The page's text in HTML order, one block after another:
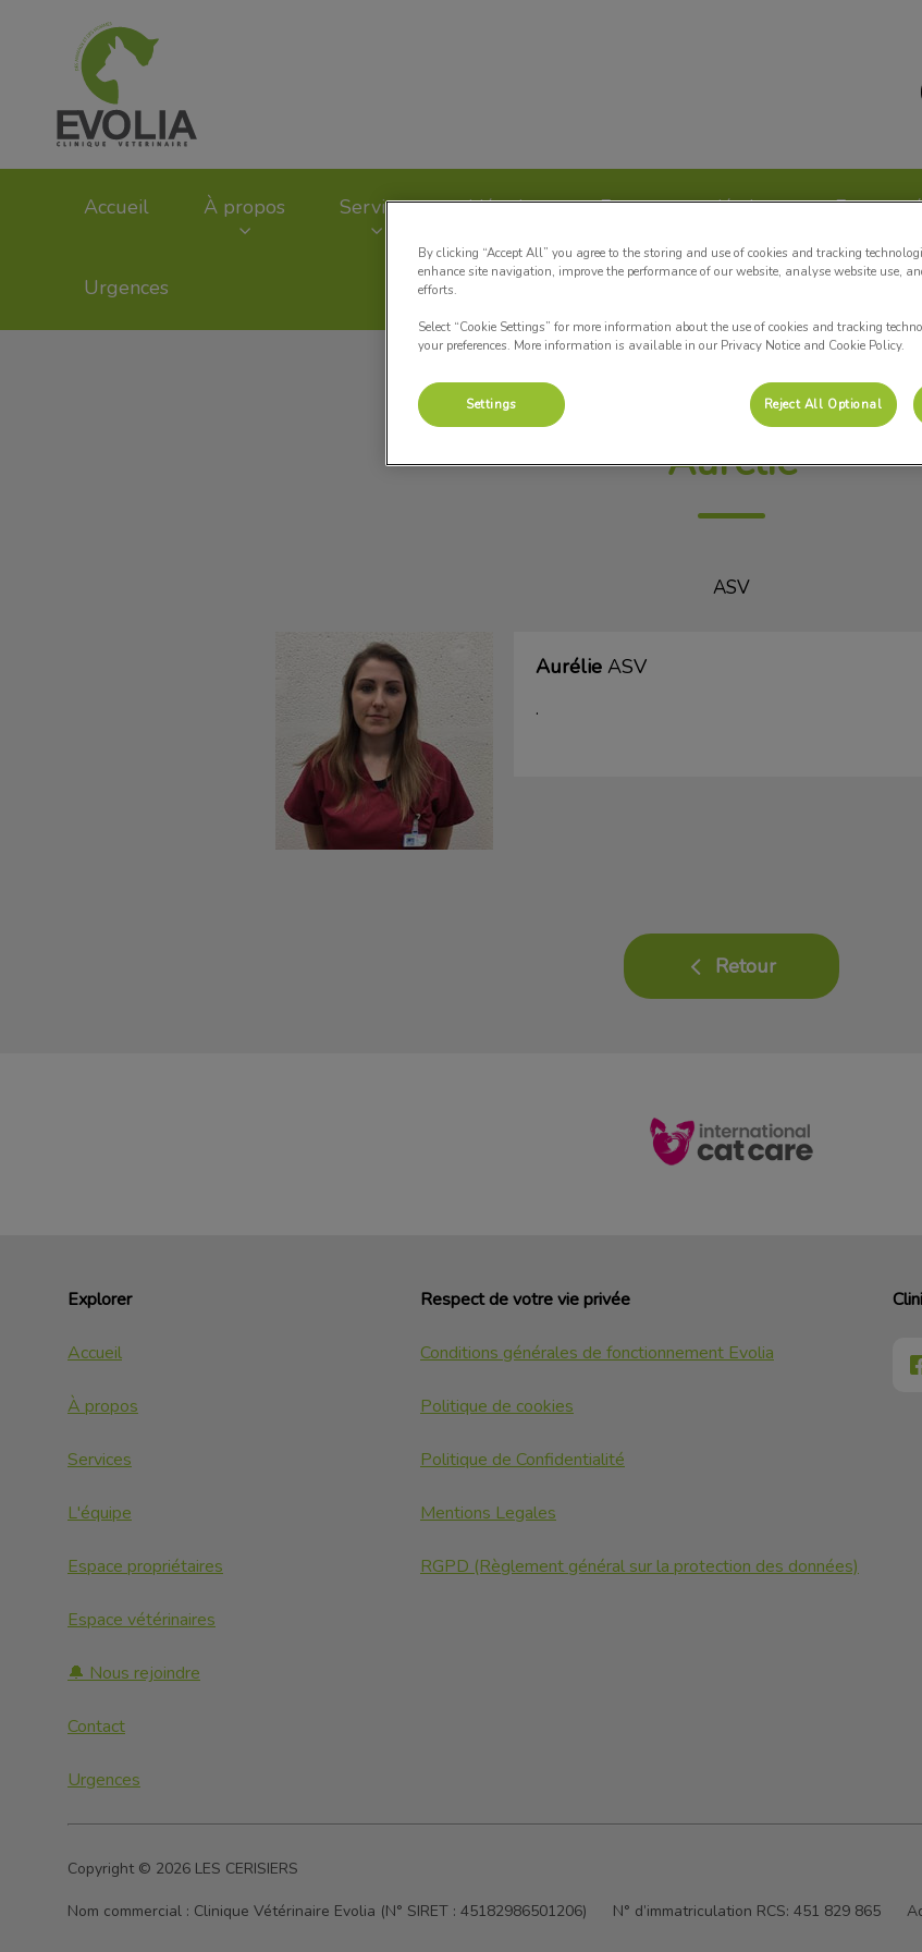
Accueil À propos Services L'équipe Espace propriétaires Espace
Urgences
Aurélie
ASV
AurélieASV
.
Retour
Explorer
Accueil
À propos
Services
L'équipe
Espace propriétaires
Espace vétérinaires
🔔 Nous rejoindre
Contact
Urgences
Respect de votre vie privée
Conditions générales de fonctionnement Evolia
Politique de cookies
Politique de Confidentialité
Mentions Legales
RGPD (Règlement général sur la protection des données)
Copyright © 2026 LES CERISIERS
Nom commercial : Clinique Vétérinaire Evolia (N° SIRET : 45182986501206) N° d’immatriculation RCS: 451 829 865
By clicking “Accept All” you agree to the storing and use of cookies and tracking
enhance site navigation, improve the performance of our website, analyse website use,
efforts.
Select “Cookie Settings” for more information about the use of cookies and tracking
your preferences. More information is available in our Privacy Notice and Cookie Policy.
Settings Reject All Optional